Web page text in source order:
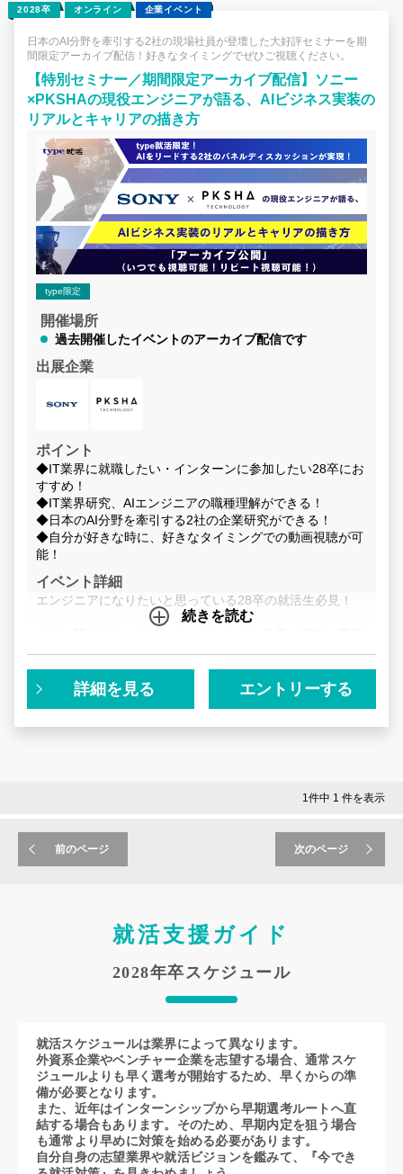
た入退館管理システムの開発に力を入れ
ており、ライブ会場などで 使用されて
います！
2028卒 オンライン 企業イベント
日本のAI分野を牽引する2社の現場社員が登壇した大好評セミナーを期
間限定アーカイブ配信！好きなタイミングでぜひご視聴ください。
【特別セミナー／期間限定アーカイブ配信】ソニー
×PKSHAの現役エンジニアが語る、AIビジネス実装の
リアルとキャリアの描き方
type限定
開催場所
過去開催したイベントのアーカイブ配信です
出展企業
ポイント
◆IT業界に就職したい・インターンに参加したい28卒にお
すすめ！
◆IT業界研究、AIエンジニアの職種理解ができる！
◆日本のAI分野を牽引する2社の企業研究ができる！
◆自分が好きな時に、好きなタイミングでの動画視聴が可
能！
イベント詳細
エンジニアになりたいと思っている28卒の就活生必見！
肢があるのか」
「機械学習や生成AIのようなアルゴリズムをどのようにビ
ジネスに結び付けているのか」
「これからの時代、AIに代替されないエンジニアになるた
限定公開！
「なぜうちの企業なのか」
「なぜこの仕事がしたいのか」
AI時代のエンジニアに求められるスキルやマインド、そし
てキャリアをどのように磨くのかということについて2社
対談形式でお話をいただきました。
お気軽にエントリーしてください！
＜登壇企業＞
◆ソニー
続きを読む
詳細を見る エントリーする
1件中 1 件を表示
前のページ 次のページ
就活支援ガイド
2028年卒スケジュール
就活スケジュールは業界によって異なります。
外資系企業やベンチャー企業を志望する場合、通常スケ
ジュールよりも早く選考が開始するため、早くからの準
備が必要となります。
また、近年はインターンシップから早期選考ルートへ直
結する場合もあります。そのため、早期内定を狙う場合
も通常より早めに対策を始める必要があります。
自分自身の志望業界や就活ビジョンを鑑みて、『今でき